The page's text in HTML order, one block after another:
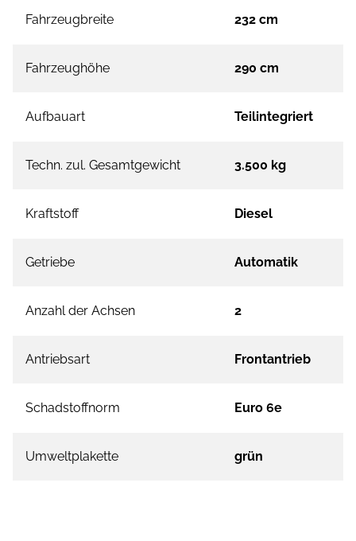
Fahrzeugbreite 232 cm
Fahrzeughöhe 290 cm
Aufbauart Teilintegriert
Techn. zul. Gesamtgewicht 3.500 kg
Kraftstoff Diesel
Getriebe Automatik
Anzahl der Achsen 2
Antriebsart Frontantrieb
Schadstoffnorm Euro 6e
Umweltplakette grün